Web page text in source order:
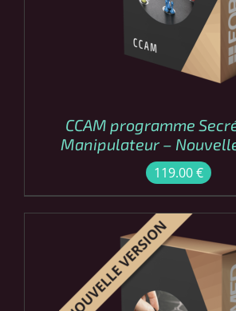
CCAM programme
Manipulateur –
119.00€